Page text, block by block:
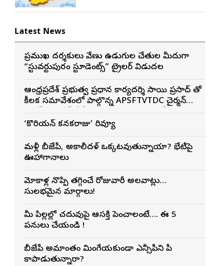
Latest News
ప్రముఖ దర్శకులు వేణు ఉడుగుల చేతుల మీదుగా
“స్టువర్టుపురం స్టూడెంట్స్” ట్రైలర్ విడుదల
ఆంధ్రప్రదేశ్ ప్రభుత్వ ప్రధాన కార్యదర్శి సాయి ప్రసాద్ తో
కీలక సమావేశంలో పాల్గొన్న APSFTVTDC చైర్మన్
శాఖల అధికారులు
‘కొరియన్ కనకరాజు’ రివ్యూ
మళ్లీ బీజేపీ, అకాలీదళ్ ఒక్కటవుతున్నాయా? భేటీపై
ఊహాగానాలు
మోకాళ్ల నొప్పి తగ్గించే రోజువారీ అలవాట్లు…
సులభమైన మార్గాలు!
మీ పిల్లల్లో చదువుపై ఆసక్తి పెంచాలంటే…. ఈ 5
పనులు చేయండి !
బీజేపీ అమాంతం మింగేయకుండా ఎన్సీపీని పీకే
కాపాడుతున్నారా?